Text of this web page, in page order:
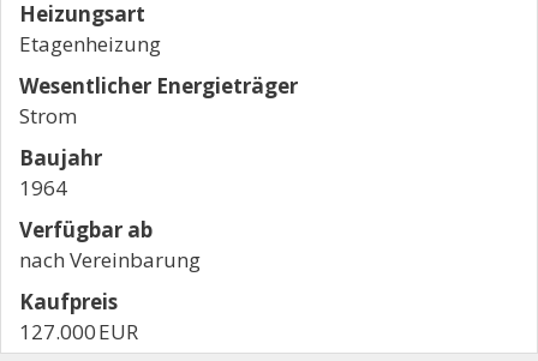
Heizungsart
Etagenheizung
Wesentlicher Energieträger
Strom
Baujahr
1964
Verfügbar ab
nach Vereinbarung
Kaufpreis
127.000 EUR